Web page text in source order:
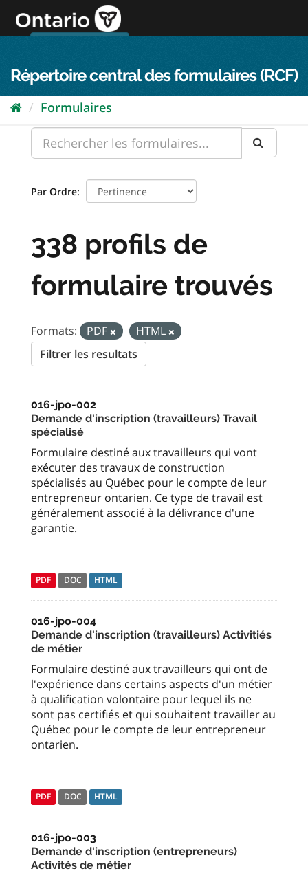
directement
au
Répertoire central des formulaires (RCF)
Formulaires
Par Ordre
338 profils de
formulaire trouvés
Formats: PDF
HTML
Filtrer les resultats
016-jpo-002
Demande d'inscription (travailleurs) Travail
spécialisé
Formulaire destiné aux travailleurs qui vont
exécuter des travaux de construction
spécialisés au Québec pour le compte de leur
entrepreneur ontarien. Ce type de travail est
généralement associé à la délivrance d'une
garantie.
PDF DOC HTML
016-jpo-004
Demande d'inscription (travailleurs) Activitiés
de métier
Formulaire destiné aux travailleurs qui ont de
l'expérience dans certains aspects d'un métier
à qualification volontaire pour lequel ils ne
sont pas certifiés et qui souhaitent travailler au
Québec pour le compte de leur entrepreneur
ontarien.
PDF DOC HTML
016-jpo-003
Demande d'inscription (entrepreneurs)
Activités de métier